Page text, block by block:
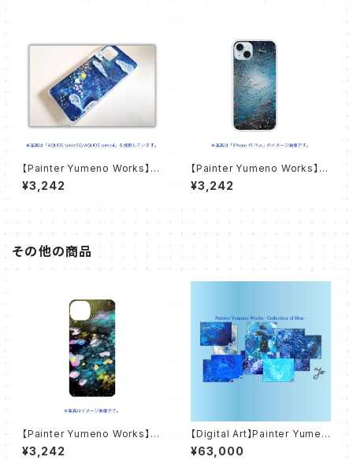
【Painter Yumeno Works】雨
の日の天使 スマホケース【ハー
ドケース】
¥3,242
【Painter Yumeno Works】自
由への飛翔 スマホケース【ハー
ドケース】
¥3,242
その他の商品
【Painter Yumeno Works】桜
舞う夜 スマホケース【ハードケ
ース】
¥3,242
【Digital Art】Painter Yumen
o Works - Collection of Bl
ue
¥63,000